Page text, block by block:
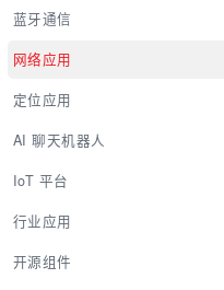
蓝牙通信
网络应用
定位应用
AI 聊天机器人
IoT 平台
行业应用
开源组件